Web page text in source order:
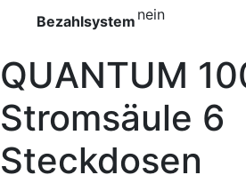
Bezahlsystem nein
QUANTUM
Stromsäule 6
Steckdosen